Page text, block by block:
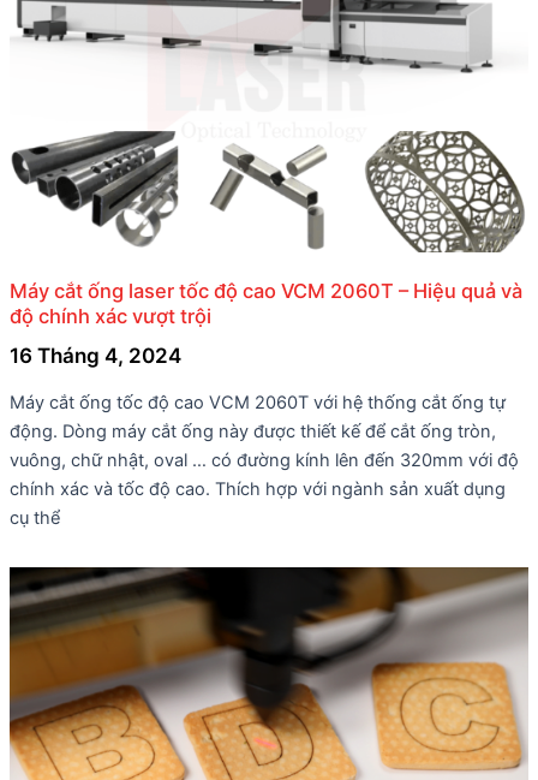
Máy cắt ống laser tốc độ cao VCM 2060T – Hiệu quả và
độ chính xác vượt trội
16 Tháng 4, 2024
Máy cắt ống tốc độ cao VCM 2060T với hệ thống cắt ống tự
động. Dòng máy cắt ống này được thiết kế để cắt ống tròn,
vuông, chữ nhật, oval … có đường kính lên đến 320mm với độ
chính xác và tốc độ cao. Thích hợp với ngành sản xuất dụng
cụ thể